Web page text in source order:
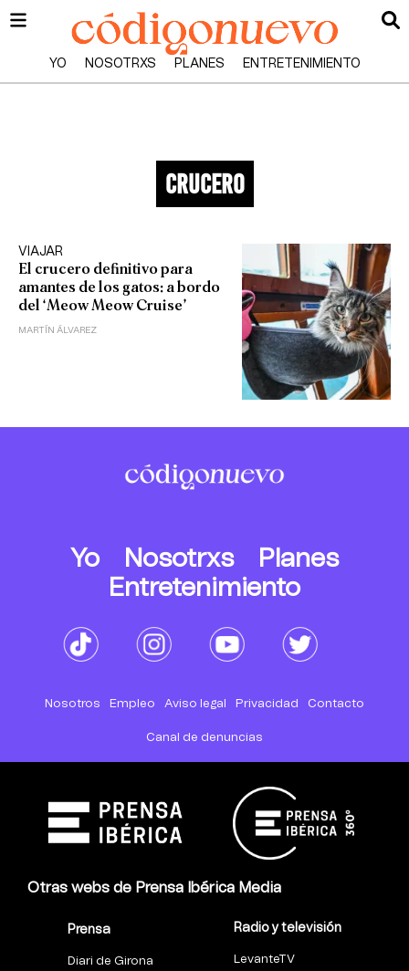
YO NOSOTRXS PLANES ENTRETENIMIENTO
crucero
VIAJAR
El crucero definitivo para
amantes de los gatos: a bordo
del ‘Meow Meow Cruise’
MARTÍN ÁLVAREZ
Yo Nosotrxs
Planes
Entretenimiento
Nosotros Empleo Aviso legal Privacidad Contacto
Canal de denuncias
Otras webs de Prensa Ibérica Media
Prensa
Diari de Girona
Radio y televisión
LevanteTV